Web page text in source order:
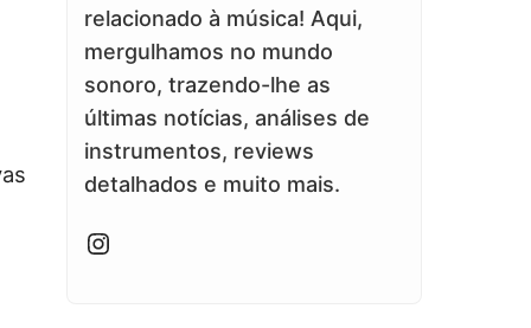
relacionado à música! Aqui,
mergulhamos no mundo
sonoro, trazendo-lhe as
últimas notícias, análises de
instrumentos, reviews
detalhados e muito mais.
Instagram